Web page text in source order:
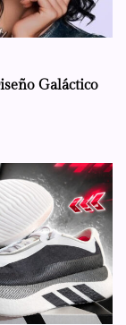
Galáctico